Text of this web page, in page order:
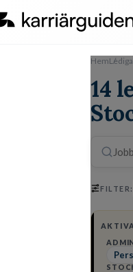
Hem
14
FILTER: